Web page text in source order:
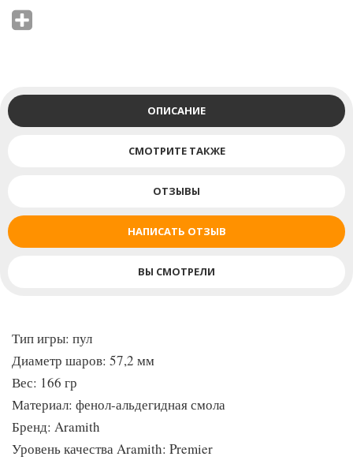
в Бельгии в 1923 году. Производством шаров для бильярда из
фенол-альдегидной смолы компания занялась в 1950 году, и за
Saluс контролирует процесс производства по всей цепи - от
изготовления смолы до продажи готовых комплектов шаров
химзаводе Saluс до финальной полировки он занимает более
20 дней. В процессе производства и на выходе шары
оцениваются по целому ряду параметров: на предмет
безупречного внешнего вида - все это отличительные черты
профессионалов, любителей и бильярдных ассоциаций.
ОПИСАНИЕ
СМОТРИТЕ ТАКЖЕ
ОТЗЫВЫ
НАПИСАТЬ ОТЗЫВ
ВЫ СМОТРЕЛИ
Тип игры: пул
Диаметр шаров: 57,2 мм
Вес: 166 гр
Материал: фенол-альдегидная смола
Бренд: Aramith
Уровень качества Aramith: Premier